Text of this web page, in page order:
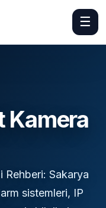
☰
Kamera
Rehberi: Sakarya
sistemleri, IP